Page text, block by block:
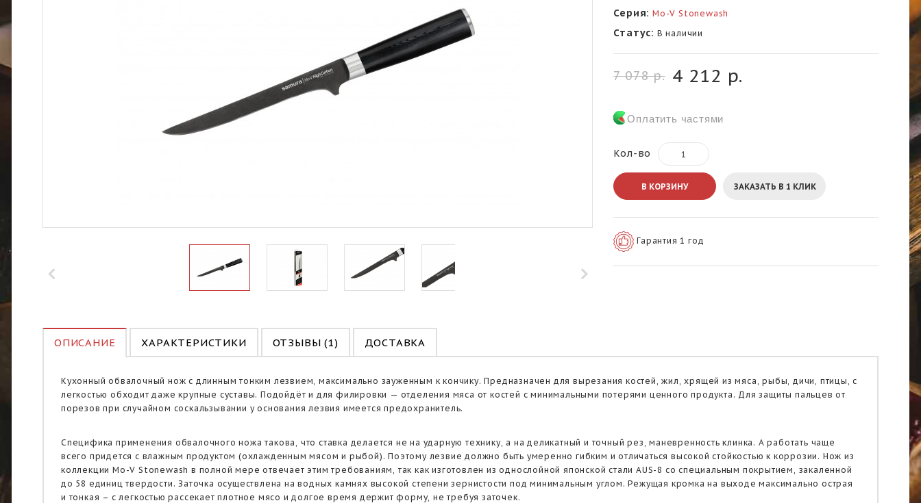
Серия: Mo-V Stonewash
Статус: В наличии
7 078 р. 4 212 р.
Оплатить частями
Кол-во
В КОРЗИНУ ЗАКАЗАТЬ В 1 КЛИК
Гарантия 1 год
ОПИСАНИЕ ХАРАКТЕРИСТИКИ ОТЗЫВЫ (1) ДОСТАВКА
Кухонный обвалочный нож с длинным тонким лезвием, максимально зауженным к кончику. Предназначен для вырезания костей, жил, хрящей из мяса, рыбы, дичи, птицы, с
легкостью обходит даже крупные суставы. Подойдёт и для филировки — отделения мяса от костей с минимальными потерями ценного продукта. Для защиты пальцев от
порезов при случайном соскальзывании у основания лезвия имеется предохранитель.
Специфика применения обвалочного ножа такова, что ставка делается не на ударную технику, а на деликатный и точный рез, маневренность клинка. А работать чаще
всего придется с влажным продуктом (охлажденным мясом и рыбой). Поэтому лезвие должно быть умеренно гибким и отличаться высокой стойкостью к коррозии. Нож из
коллекции Mo-V Stonewash в полной мере отвечает этим требованиям, так как изготовлен из однослойной японской стали AUS-8 со специальным покрытием, закаленной
до 58 единиц твердости. Заточка осуществлена на водных камнях высокой степени зернистости под минимальным углом. Режущая кромка на выходе максимально острая
и тонкая – с легкостью рассекает плотное мясо и долгое время держит форму, не требуя заточек.